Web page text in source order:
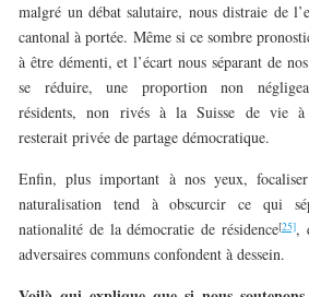
malgré un débat salutaire, nous distraie de
cantonal à portée. Même si ce sombre
à être démenti, et l’écart nous séparant de
se réduire, une proportion non
résidents, non rivés à la Suisse de vie à
resterait privée de partage démocratique.
Enfin, plus important à nos yeux,
naturalisation tend à obscurcir ce qui
nationalité de la démocratie de résidence[25],
adversaires communs confondent à dessein.